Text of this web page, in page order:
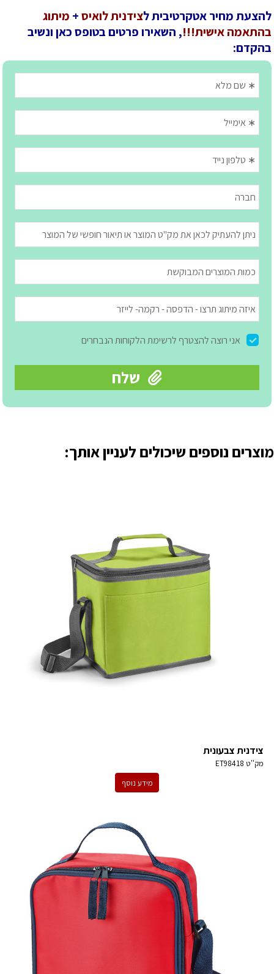
להצעת מחיר אטקרטיבית לצידנית לואיס+ מיתוג
בהתאמה אישית!!!, השאירו פרטים בטופס כאן ונשיב
בהקדם:
מוצרים נוספים שיכולים לעניין אותך:
צידנית צבעונית
מק''ט ET98418
מידע נוסף